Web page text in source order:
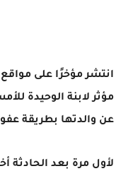
انتشر مؤخرًا على
مؤثر لابنة الوحيدة
عن والدتها بطريقة
لأول مرة بعد الحادثة